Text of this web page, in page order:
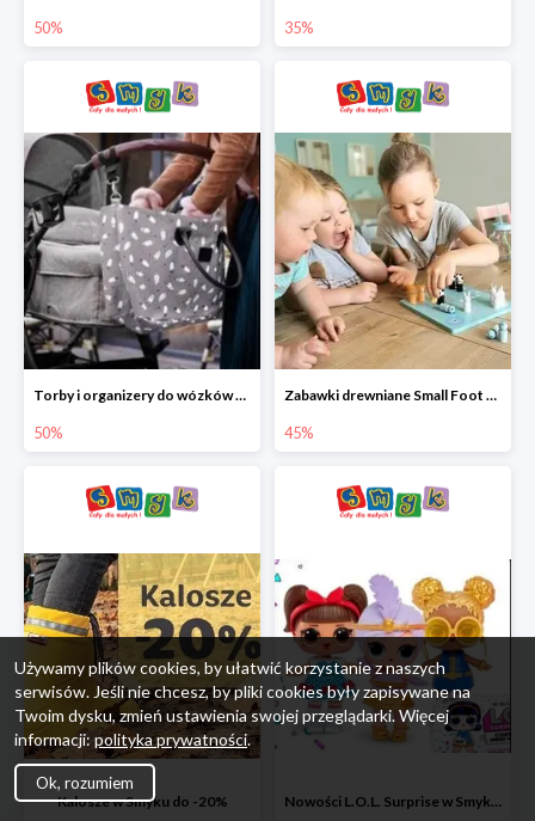
50% 35%
Torby i organizery do wózków w Smyku do -50%
50%
Zabawki drewniane Small Foot do -45%
45%
Kalosze w Smyku do -20% Nowości L.O.L. Surprise w Smyku do -45%
Używamy plików cookies, by ułatwić korzystanie z naszych
serwisów. Jeśli nie chcesz, by pliki cookies były zapisywane na
Twoim dysku, zmień ustawienia swojej przeglądarki. Więcej
informacji: polityka prywatności.
Ok, rozumiem